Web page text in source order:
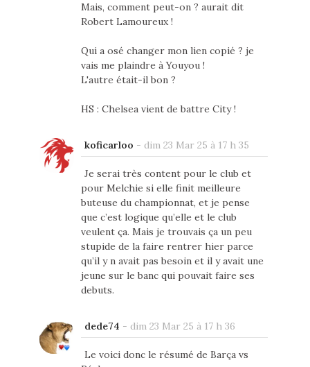
Mais, comment peut-on ? aurait dit
Robert Lamoureux !
Qui a osé changer mon lien copié ? je
vais me plaindre à Youyou !
L'autre était-il bon ?
HS : Chelsea vient de battre City !
koficarloo - dim 23 Mar 25 à 17 h 35
Je serai très content pour le club et
pour Melchie si elle finit meilleure
buteuse du championnat, et je pense
que c’est logique qu’elle et le club
veulent ça. Mais je trouvais ça un peu
stupide de la faire rentrer hier parce
qu’il y n avait pas besoin et il y avait une
jeune sur le banc qui pouvait faire ses
debuts.
dede74 - dim 23 Mar 25 à 17 h 36
Le voici donc le résumé de Barça vs